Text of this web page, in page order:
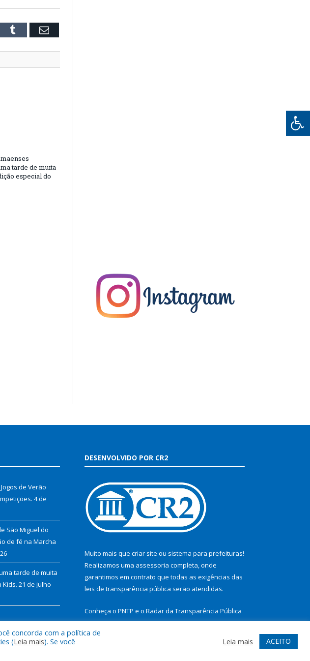
Tumblr Email
tarde de muita
especial do
de Verão
4 de
São Miguel do
de fé na Marcha
tarde de muita
Kids. 21 de julho
DESENVOLVIDO POR CR2
Muito mais que criar site ou sistema para prefeituras!
Realizamos uma assessoria completa, onde
garantimos em contrato que todas as exigências das
leis de transparência pública serão atendidas.
Conheça o PNTP e o Radar da Transparência Pública
concorda com a política de
(Leia mais). Se você
Leia mais ACEITO